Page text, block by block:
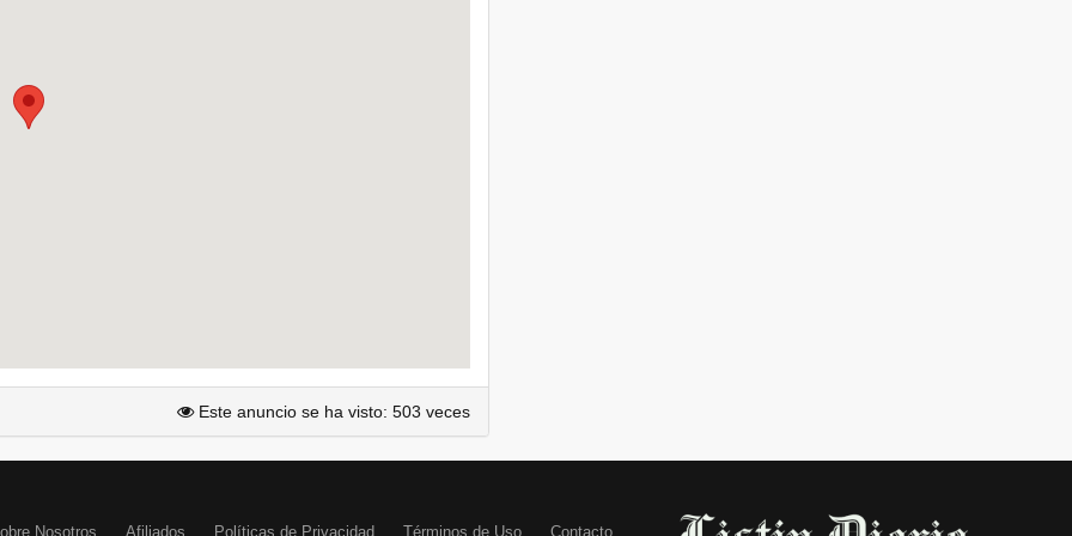
Este anuncio se ha visto: 503 veces
Nosotros Afiliados Políticas de Privacidad Términos de Uso Contacto